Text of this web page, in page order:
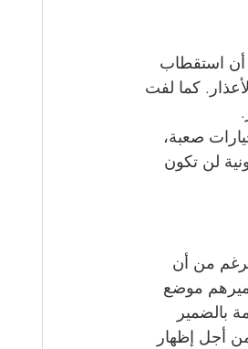
أن استقطاب
كما لفت
صعبة،
لن تكون
من أن
موضع
بالضمير
أجل إظهار